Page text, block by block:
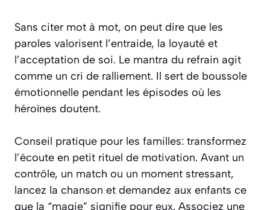
Sans citer mot à mot, on peut dire que les
paroles valorisent l’entraide, la loyauté et
l’acceptation de soi. Le mantra du refrain agit
comme un cri de ralliement. Il sert de boussole
émotionnelle pendant les épisodes où les
héroïnes doutent.
Conseil pratique pour les familles: transformez
l’écoute en petit rituel de motivation. Avant un
contrôle, un match ou un moment stressant,
lancez la chanson et demandez aux enfants ce
que la “magie” signifie pour eux. Associez une